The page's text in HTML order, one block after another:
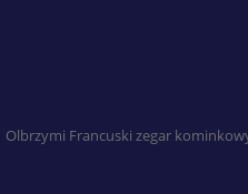
Olbrzymi Francuski zegar